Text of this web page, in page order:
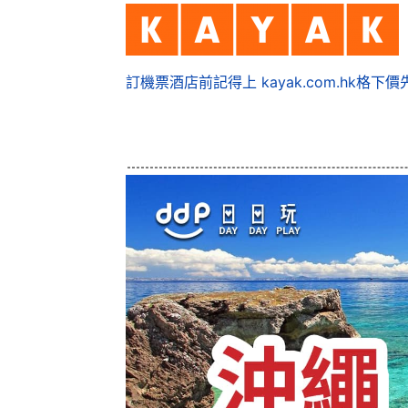
訂機票酒店前記得上 kayak.com.hk格下價